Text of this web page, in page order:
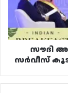
കൂടി
പ്രഖ്യാപിച്ച്
ഖത്തർ
എയർവേയ്‌സ്
സൗദി
സർവീസ്